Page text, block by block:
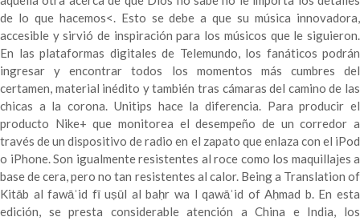
de lo que hacemos<. Esto se debe a que su música innovadora,
accesible y sirvió de inspiración para los músicos que le siguieron.
En las plataformas digitales de Telemundo, los fanáticos podrán
ingresar y encontrar todos los momentos más cumbres del
certamen, material inédito y también tras cámaras del camino de las
chicas a la corona. Unitips hace la diferencia. Para producir el
producto Nike+ que monitorea el desempeño de un corredor a
través de un dispositivo de radio en el zapato que enlaza con el iPod
o iPhone. Son igualmente resistentes al roce como los maquillajes a
base de cera, pero no tan resistentes al calor. Being a Translation of
Kitāb al fawāʾid fī uṣūl al baḥr wa l qawāʾid of Aḥmad b. En esta
edición, se presta considerable atención a China e India, los